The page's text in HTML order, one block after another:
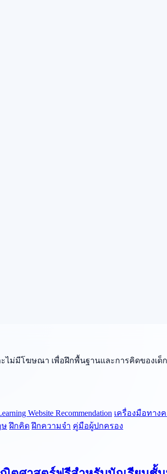
ไม่มีโฆษณา เพื่อฝึกพื้นฐานและการคิดของเด็ก
Website Recommendation เครื่องมือทาง
ษ ฝึกคิด ฝึกความจำ คู่มือผู้ปกครอง